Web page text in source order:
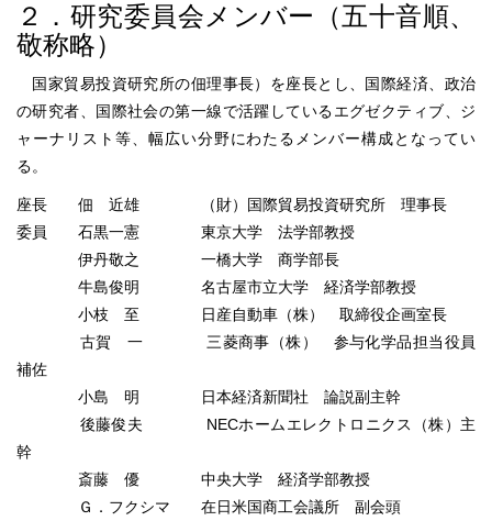
２．研究委員会メンバー（五十音順、
敬称略）
国家貿易投資研究所の佃理事長）を座長とし、国際経済、政治
の研究者、国際社会の第一線で活躍しているエグゼクティブ、ジ
ャーナリスト等、幅広い分野にわたるメンバー構成となってい
る。
座長 佃 近雄 （財）国際貿易投資研究所 理事長
委員 石黒一憲 東京大学 法学部教授
伊丹敬之 一橋大学 商学部長
牛島俊明 名古屋市立大学 経済学部教授
小枝 至 日産自動車（株） 取締役企画室長
古賀 一 三菱商事（株） 参与化学品担当役員
補佐
小島 明 日本経済新聞社 論説副主幹
後藤俊夫 NECホームエレクトロニクス（株）主
幹
斎藤 優 中央大学 経済学部教授
Ｇ．フクシマ 在日米国商工会議所 副会頭